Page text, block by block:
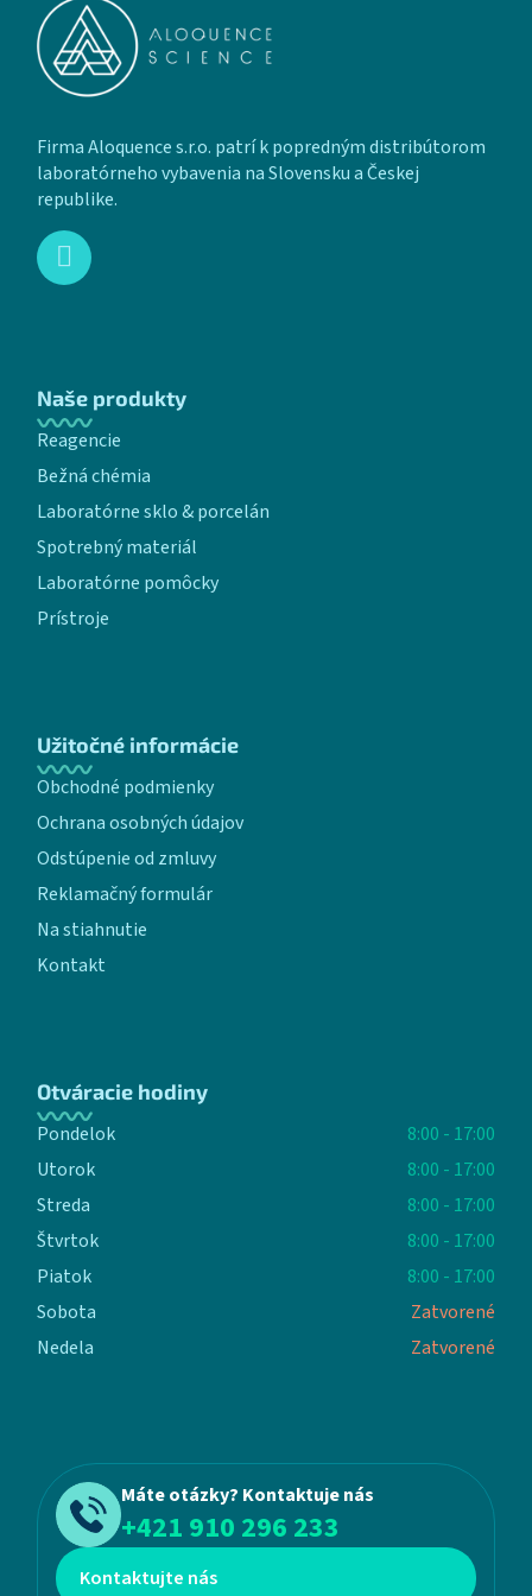
Firma Aloquence s.r.o. patrí k popredným distribútorom
laboratórneho vybavenia na Slovensku a Českej
republike.
Naše produkty
Reagencie
Bežná chémia
Laboratórne sklo & porcelán
Spotrebný materiál
Laboratórne pomôcky
Prístroje
Užitočné informácie
Obchodné podmienky
Ochrana osobných údajov
Odstúpenie od zmluvy
Reklamačný formulár
Na stiahnutie
Kontakt
Otváracie hodiny
Pondelok
8:00 - 17:00
Utorok
8:00 - 17:00
Streda
8:00 - 17:00
Štvrtok
8:00 - 17:00
Piatok
8:00 - 17:00
Sobota
Zatvorené
Nedela
Zatvorené
Máte otázky? Kontaktuje nás
+421 910 296 233
Kontaktujte nás